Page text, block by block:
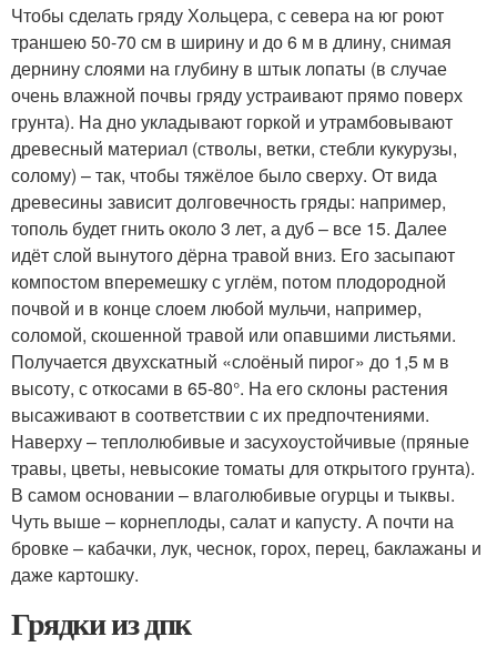
Чтобы сделать гряду Хольцера, с севера на юг роют
траншею 50-70 см в ширину и до 6 м в длину, снимая
дернину слоями на глубину в штык лопаты (в случае
очень влажной почвы гряду устраивают прямо поверх
грунта). На дно укладывают горкой и утрамбовывают
древесный материал (стволы, ветки, стебли кукурузы,
солому) – так, чтобы тяжёлое было сверху. От вида
древесины зависит долговечность гряды: например,
тополь будет гнить около 3 лет, а дуб – все 15. Далее
идёт слой вынутого дёрна травой вниз. Его засыпают
компостом вперемешку с углём, потом плодородной
почвой и в конце слоем любой мульчи, например,
соломой, скошенной травой или опавшими листьями.
Получается двухскатный «слоёный пирог» до 1,5 м в
высоту, с откосами в 65-80°. На его склоны растения
высаживают в соответствии с их предпочтениями.
Наверху – теплолюбивые и засухоустойчивые (пряные
травы, цветы, невысокие томаты для открытого грунта).
В самом основании – влаголюбивые огурцы и тыквы.
Чуть выше – корнеплоды, салат и капусту. А почти на
бровке – кабачки, лук, чеснок, горох, перец, баклажаны и
даже картошку.
Грядки из дпк